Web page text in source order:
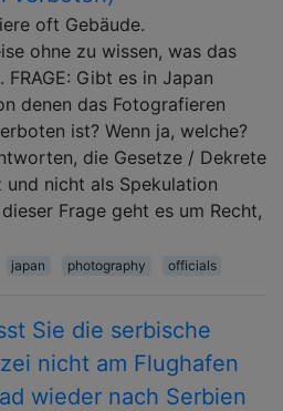
oft Gebäude.
ohne zu wissen, was das
FRAGE: Gibt es in Japan
denen das Fotografieren
ist? Wenn ja, welche?
die Gesetze / Dekrete
und nicht als Spekulation
Frage geht es um Recht,
japan photography officials
Sie die serbische
nicht am Flughafen
wieder nach Serbien